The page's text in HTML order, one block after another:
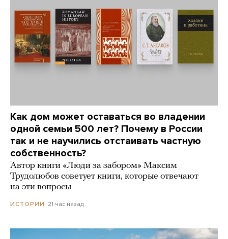
Как дом может оставаться во владении
одной семьи 500 лет? Почему в России
так и не научились отстаивать частную
собственность?
Автор книги «Люди за забором» Максим
Трудолюбов советует книги, которые отвечают
на эти вопросы
ИСТОРИИ 21 час назад